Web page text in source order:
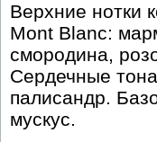
Верхние нотки
Mont Blanc:
смородина,
Сердечные
палисандр.
мускус.